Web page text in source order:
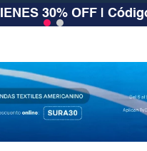
30% OFF |